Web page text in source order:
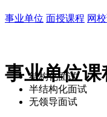
事业单位 面授课程 网
事业单位课
结构化面试
半结构化面试
无领导面试